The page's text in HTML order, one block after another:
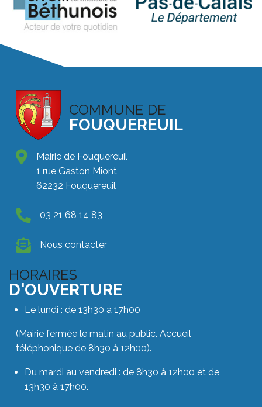
COMMUNE DE
FOUQUEREUIL
Mairie de Fouquereuil
1 rue Gaston Miont
62232 Fouquereuil
03 21 68 14 83
Nous contacter
HORAIRES
D'OUVERTURE
Le lundi : de 13h30 à 17h00
(Mairie fermée le matin au public. Accueil
téléphonique de 8h30 à 12h00).
Du mardi au vendredi : de 8h30 à 12h00 et de
13h30 à 17h00.